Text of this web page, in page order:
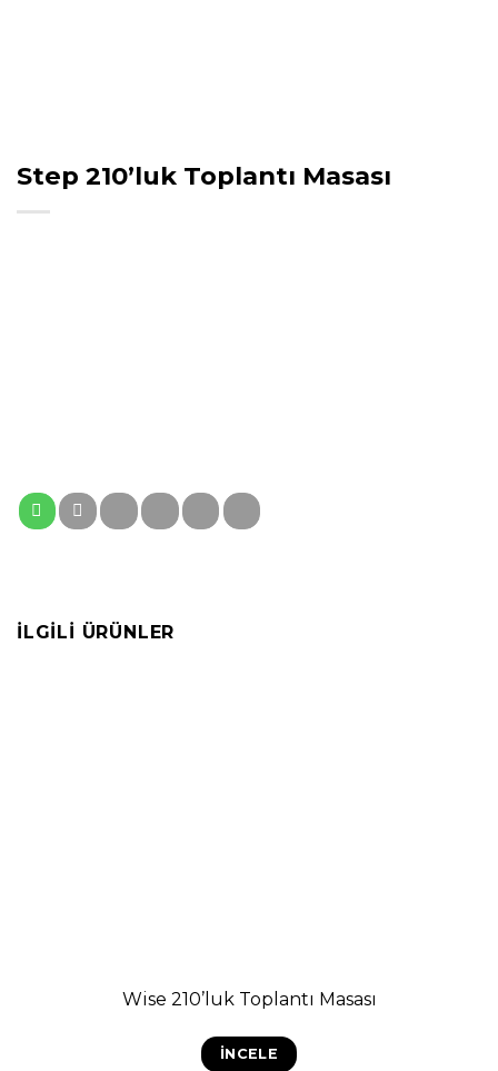
Step 210’luk Toplantı Masası
İLGILI ÜRÜNLER
Wise 210’luk Toplantı Masası
İNCELE